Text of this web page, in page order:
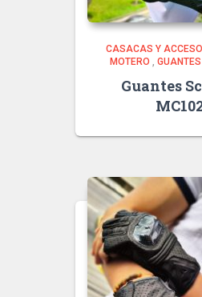
CASACAS Y
MOTERO ,
Guantes